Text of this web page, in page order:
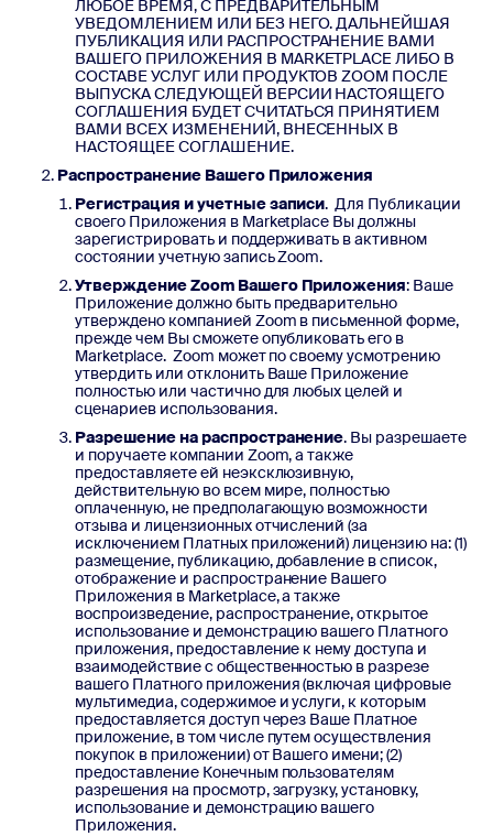
ЛЮБОЕ ВРЕМЯ, С ПРЕДВАРИТЕЛЬНЫМ
УВЕДОМЛЕНИЕМ ИЛИ БЕЗ НЕГО. ДАЛЬНЕЙШАЯ
ПУБЛИКАЦИЯ ИЛИ РАСПРОСТРАНЕНИЕ ВАМИ
ВАШЕГО ПРИЛОЖЕНИЯ В MARKETPLACE ЛИБО В
СОСТАВЕ УСЛУГ ИЛИ ПРОДУКТОВ ZOOM ПОСЛЕ
ВЫПУСКА СЛЕДУЮЩЕЙ ВЕРСИИ НАСТОЯЩЕГО
СОГЛАШЕНИЯ БУДЕТ СЧИТАТЬСЯ ПРИНЯТИЕМ
ВАМИ ВСЕХ ИЗМЕНЕНИЙ, ВНЕСЕННЫХ В
НАСТОЯЩЕЕ СОГЛАШЕНИЕ.
Распространение Вашего Приложения
Регистрация и учетные записи. Для Публикации
своего Приложения в Marketplace Вы должны
зарегистрировать и поддерживать в активном
состоянии учетную запись Zoom.
Утверждение Zoom Вашего Приложения: Ваше
Приложение должно быть предварительно
утверждено компанией Zoom в письменной форме,
прежде чем Вы сможете опубликовать его в
Marketplace. Zoom может по своему усмотрению
утвердить или отклонить Ваше Приложение
полностью или частично для любых целей и
сценариев использования.
Разрешение на распространение. Вы разрешаете
и поручаете компании Zoom, а также
предоставляете ей неэксклюзивную,
действительную во всем мире, полностью
оплаченную, не предполагающую возможности
отзыва и лицензионных отчислений (за
исключением Платных приложений) лицензию на: (1)
размещение, публикацию, добавление в список,
отображение и распространение Вашего
Приложения в Marketplace, а также
воспроизведение, распространение, открытое
использование и демонстрацию вашего Платного
приложения, предоставление к нему доступа и
взаимодействие с общественностью в разрезе
вашего Платного приложения (включая цифровые
мультимедиа, содержимое и услуги, к которым
предоставляется доступ через Ваше Платное
приложение, в том числе путем осуществления
покупок в приложении) от Вашего имени; (2)
предоставление Конечным пользователям
разрешения на просмотр, загрузку, установку,
использование и демонстрацию вашего
Приложения.